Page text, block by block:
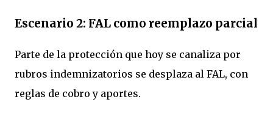
Escenario 2: FAL como reemplazo parcial
Parte de la protección que hoy se canaliza por
rubros indemnizatorios se desplaza al FAL, con
reglas de cobro y aportes.